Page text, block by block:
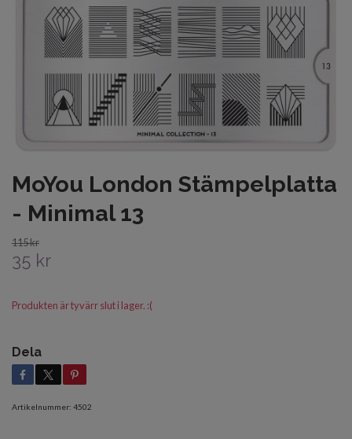
MoYou London Stämpelplatta
- Minimal 13
115 kr
35 kr
Produkten är tyvärr slut i lager. :(
Dela
Artikelnummer: 4502